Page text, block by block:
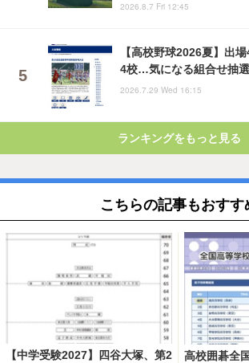
2026.8.7 Fri 12:45
【高校野球2026夏】出
4校…気になる組合せ抽
2026.7.29 Wed 16:15
ランキングをもっと見る
こちらの記事もおすす
【中学受験2027】四谷大塚、第2
高校囲碁全